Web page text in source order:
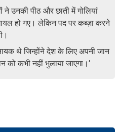
ने उनकी पीठ और छाती में गोलियां
हो गए। लेकिन पद पर कब्ज़ा करने
थे जिन्होंने देश के लिए अपनी जान
को कभी नहीं भुलाया जाएगा।’